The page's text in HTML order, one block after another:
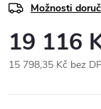
Možnosti
19 116
15 798,35 Kč bez
cena: